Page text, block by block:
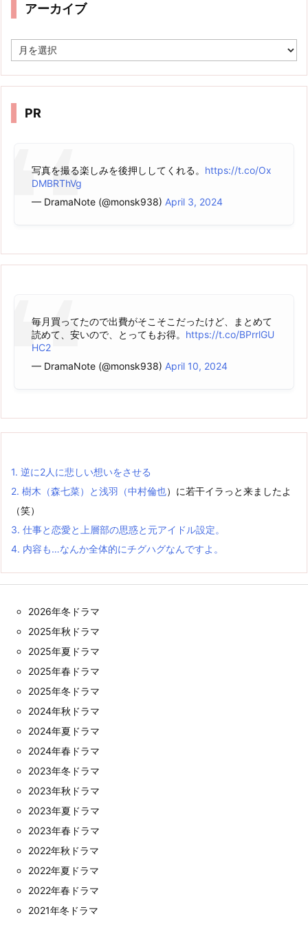
アーカイブ
ー
イ
PR
写真を撮る楽しみを後押ししてくれる。 https://t.co/Ox
DMBRThVg
— DramaNote (@monsk938) April 3, 2024
毎月買ってたので出費がそこそこだったけど、まとめて
読めて、安いので、とってもお得。 https://t.co/BPrrlGU
HC2
— DramaNote (@monsk938) April 10, 2024
1. 逆に2人に悲しい想いをさせる
2. 樹木（森七菜）と浅羽（中村倫也）に若干イラっと来ましたよ
（笑）
3. 仕事と恋愛と上層部の思惑と元アイドル設定。
4. 内容も…なんか全体的にチグハグなんですよ。
2026年冬ドラマ
2025年秋ドラマ
2025年夏ドラマ
2025年春ドラマ
2025年冬ドラマ
2024年秋ドラマ
2024年夏ドラマ
2024年春ドラマ
2023年冬ドラマ
2023年秋ドラマ
2023年夏ドラマ
2023年春ドラマ
2022年秋ドラマ
2022年夏ドラマ
2022年春ドラマ
2021年冬ドラマ